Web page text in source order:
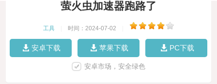
萤火虫加速器跑路了
工具 时间：2024-07-02
安卓下载 苹果下载 PC下载
安卓市场，安全绿色